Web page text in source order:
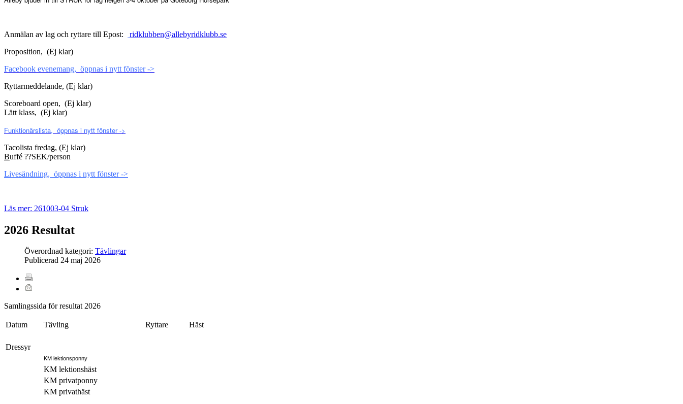
Anmälan av lag och ryttare till Epost:
ridklubben@allebyridklubb.se
Proposition, (Ej klar)
Facebook evenemang, öppnas i nytt fönster ->
Ryttarmeddelande, (Ej klar)
Scoreboard open, (Ej klar)
Lätt klass, (Ej klar)
Funktionärslista, öppnas i nytt fönster ->
Tacolista fredag, (Ej klar)
Buffé ??SEK/person
Livesändning, öppnas i nytt fönster ->
Läs mer: 261003-04 Struk
2026 Resultat
Överordnad kategori: Tävlingar
Publicerad 24 maj 2026
Samlingssida för resultat 2026
Datum Tävling Ryttare Häst
Dressyr
KM lektionsponny
KM lektionshäst
KM privatponny
KM privathäst